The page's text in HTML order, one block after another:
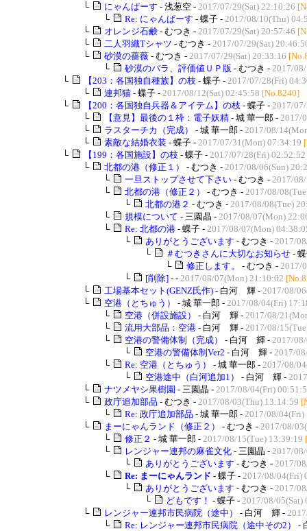
└
にゃんぱーす - 浅葱空 - 2017/07/29(Sat) 22:10:26
└
Re: にゃんぱーす - 蝶子 - 2017/08/10(Thu)
└
オレンジ石鹸 - むつき - 2017/07/29(Sat) 20:57:46
└
二人羽織Tシャツ - むつき - 2017/07/29(Sat)
└
砂漠の薔薇 - むつき - 2017/07/29(Sat) 20:33:16
└
砂漠のバラ、評価値ＵＰ版 - むつき - 2017/
└
【203：各国独自種族】の枝 - 蝶子 - 2017/07/28(Fri)
└
連邦猫 - 蝶子 - 2017/08/12(Sat) 02:45:58 [No.8240]
└
【200：各国独自兵器＆アイテム】の枝 - 蝶子 - 2017/
└
【意見】最後の１枠：電子妖精 - 城 華一郎 - 2017/
└
ラスターチカ（完成） - 城 華一郎 - 2017/08/
└
素敵な結婚衣装 - 蝶子 - 2017/07/31(Mon) 07:34:19
└
【199：各国施設】の枝 - 蝶子 - 2017/07/28(Fri) 02:52:52
└
北都の港（修正１） - むつき - 2017/08/06(Sun)
└
一旦ストップさせて下さい - むつき - 2017/
└
北都の港（修正２） - むつき - 2017/08/
└
北都の港２ - むつき - 2017/08/08(Tue)
└
規模について - 三園晶 - 2017/08/07(Mon)
└
Re: 北都の港 - 蝶子 - 2017/08/07(Mon)
└
ありがとうございます - むつき - 2017/
└
＃むつきさんに大切なお知らせ -
└
修正します。 - むつき - 2017/
└
[削除] - - 2017/08/07(Mon) 21:10:02
└
工場基本セット(GENZ氏作) - 白河 輝 - 2017/08/
└
空港（とちゅう） - 城 華一郎 - 2017/08/04(Fri)
└
空港（併設施設） - 白河 輝 - 2017/08/
└
流用大部品：空港 - 白河 輝 - 2017/08/
└
空港の警備体制（完成） - 白河 輝 - 2017/
└
空港の警備体制Ver2 - 白河 輝 - 2017/
└
Re: 空港（とちゅう） - 城 華一郎 - 2017/08/
└
空港途中（白河追加1） - 白河 輝 -
└
ナツメヤシ果樹園 - 三園晶 - 2017/08/04(Fri)
└
政庁追加部品 - むつき - 2017/08/03(Thu) 13:14:59
└
Re: 政庁追加部品 - 城 華一郎 - 2017/08/04(Fri)
└
まーにゃんランド（修正２） - むつき - 2017/08/
└
修正２ - 城 華一郎 - 2017/08/15(Tue) 13:39:19
└
レンジャー連邦の麻雀文化 - 三園晶 - 2017/
└
ありがとうございます - むつき - 2017/
└
Re: まーにゃんランド - 蝶子 - 2017/08/04(Fri)
└
ありがとうございます - むつき - 2017/
└
どもです！ - 蝶子 - 2017/08/05(Sat)
└
レンジャー連邦市民病院（途中） - 白河 輝 -
└
Re: レンジャー連邦市民病院（途中その2）
-